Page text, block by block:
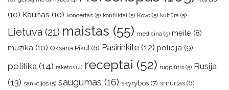
(10) Kaunas (10) koncertas (5) konfliktai (5) Kovo (5) kultūra (5)
Lietuva (21) maistas (55) medicina (5) meile (8)
muzika (10) Oksana Pikul (6) Pasirinkite (12) policija (9)
politika (14) raketos (4) receptai (52) rugpjūtis (5) Rusija
(13) sankcijos (5) saugumas (16) skyrybos (7) smurtas (6)